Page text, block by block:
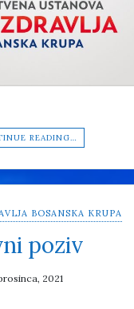
READING…
BOSANSKA KRUPA
poziv
2021